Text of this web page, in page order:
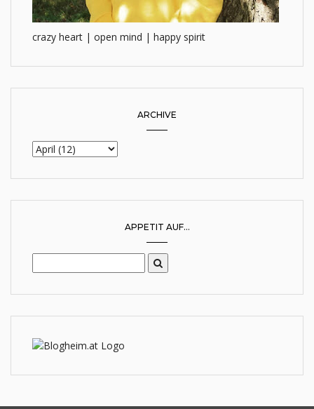
crazy heart | open mind | happy spirit
ARCHIVE
APPETIT AUF...